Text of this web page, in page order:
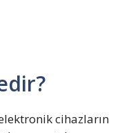
cihazların